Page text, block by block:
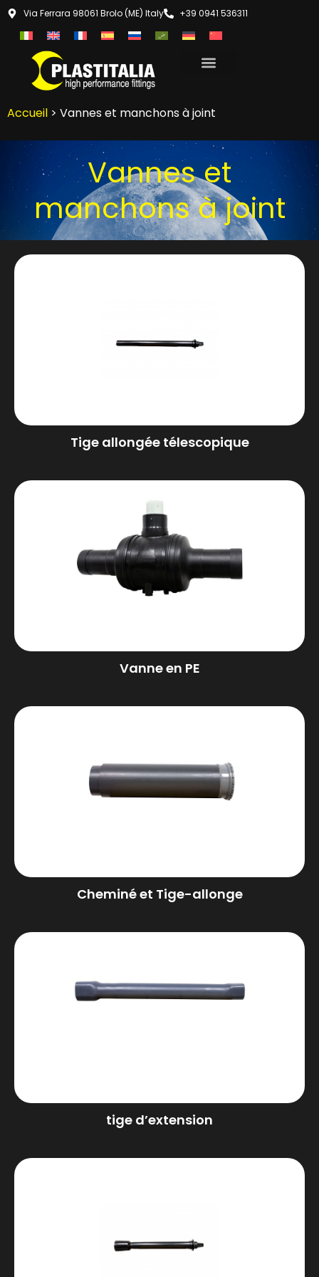
Via Ferrara 98061 Brolo (ME) Italy +39 0941 536311
Accueil > Vannes et manchons à joint
Vannes et
manchons à joint
Tige allongée télescopique
Vanne en PE
Cheminé et Tige-allonge
tige d’extension